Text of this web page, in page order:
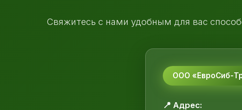
Свяжитесь с нами удобным для вас
ООО «ЕвроСиб-
📍 Адрес: